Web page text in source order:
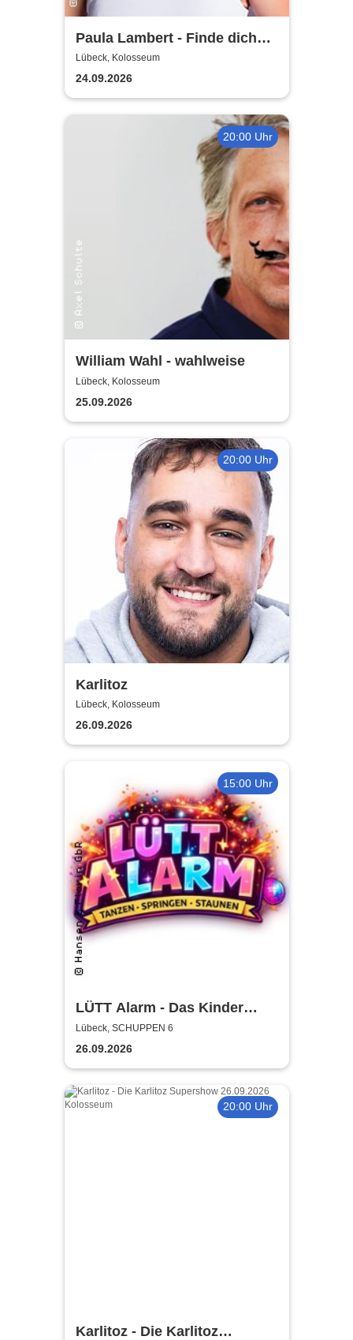
Paula Lambert - Finde dich
gut, sonst findet dich keiner
Lübeck, Kolosseum
24.09.2026
20:00 Uhr
William Wahl - wahlweise
Lübeck, Kolosseum
25.09.2026
20:00 Uhr
Karlitoz
Lübeck, Kolosseum
26.09.2026
15:00 Uhr
LÜTT Alarm - Das Kinder
Event in Lübeck
Lübeck, SCHUPPEN 6
26.09.2026
20:00 Uhr
Karlitoz - Die Karlitoz